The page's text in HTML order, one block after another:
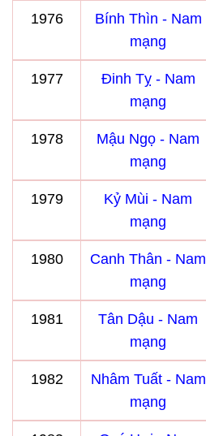
1976
Bính Thìn - Nam
mạng
1977
Đinh Tỵ - Nam
mạng
1978
Mậu Ngọ - Nam
mạng
1979
Kỷ Mùi - Nam
mạng
1980
Canh Thân - Nam
mạng
1981
Tân Dậu - Nam
mạng
1982
Nhâm Tuất - Nam
mạng